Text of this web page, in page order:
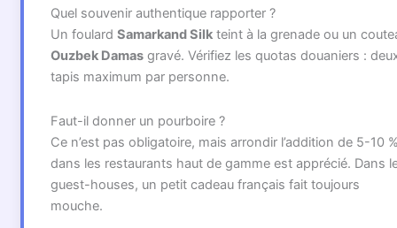
Quel souvenir authentique rapporter ?
Un foulard Samarkand Silkteint à la grenade ou un
Ouzbek Damasgravé. Vérifiez les quotas douaniers :
tapis maximum par personne.
Faut-il donner un pourboire ?
Ce n’est pas obligatoire, mais arrondir l’addition de 5-10
dans les restaurants haut de gamme est apprécié. Dans
guest-houses, un petit cadeau français fait toujours
mouche.